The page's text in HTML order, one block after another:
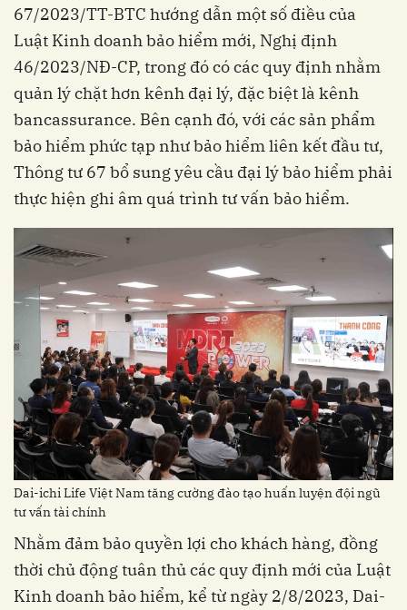
67/2023/TT-BTC hướng dẫn một số điều của
Luật Kinh doanh bảo hiểm mới, Nghị định
46/2023/NĐ-CP, trong đó có các quy định nhằm
quản lý chặt hơn kênh đại lý, đặc biệt là kênh
bancassurance. Bên cạnh đó, với các sản phẩm
bảo hiểm phức tạp như bảo hiểm liên kết đầu tư,
Thông tư 67 bổ sung yêu cầu đại lý bảo hiểm phải
thực hiện ghi âm quá trình tư vấn bảo hiểm.
Dai-ichi Life Việt Nam tăng cường đào tạo huấn luyện đội ngũ
tư vấn tài chính
Nhằm đảm bảo quyền lợi cho khách hàng, đồng
thời chủ động tuân thủ các quy định mới của Luật
Kinh doanh bảo hiểm, kể từ ngày 2/8/2023, Dai-